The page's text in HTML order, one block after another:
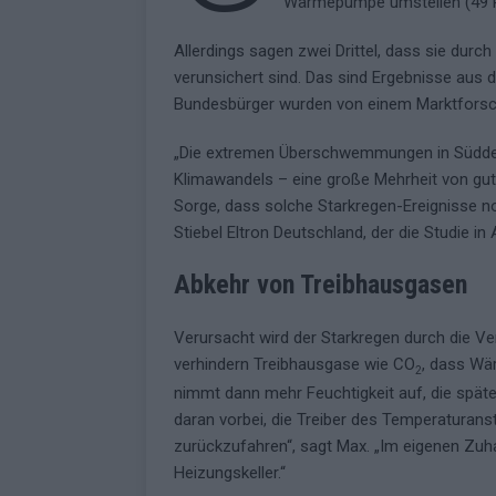
Allerdings sagen zwei Drittel, dass sie
verunsichert sind. Das sind Ergebnisse aus
Bundesbürger wurden von einem
„Die extremen Überschwemmungen in
Klimawandels – eine große Mehrheit von
Sorge, dass solche Starkregen-Ereignisse
Stiebel Eltron Deutschland, der die Studie in
Abkehr von Treibhausgasen
Verursacht wird der Starkregen durch die
verhindern Treibhausgase wie CO2, dass
nimmt dann mehr Feuchtigkeit auf, die
daran vorbei, die Treiber des
zurückzufahren“, sagt Max. „Im eigenen
Heizungskeller.“